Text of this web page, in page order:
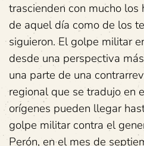
trascienden con mucho los
de aquel día como de los
siguieron. El golpe militar
desde una perspectiva
una parte de una
regional que se tradujo en
orígenes pueden llegar
golpe militar contra el
Perón, en el mes de